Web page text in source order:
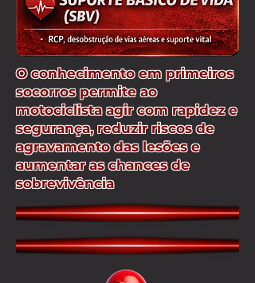
O conhecimento em primeiros
socorros permite ao
motociclista agir com rapidez e
segurança, reduzir riscos de
agravamento das lesões e
aumentar as chances de
sobrevivência